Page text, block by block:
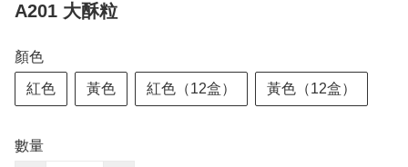
A201 大酥粒
顏色
紅色 黃色 紅色（12盒） 黃色（12盒）
數量